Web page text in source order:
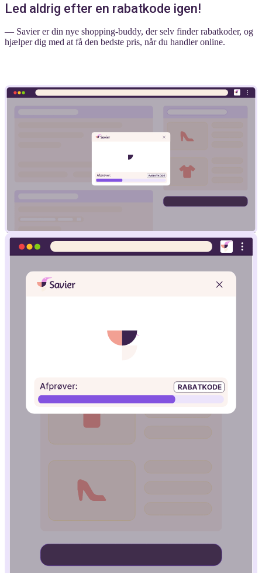
Led aldrig efter en rabatkode igen!
— Savier er din nye shopping-buddy, der selv finder rabatkoder, og
hjælper dig med at få den bedste pris, når du handler online.